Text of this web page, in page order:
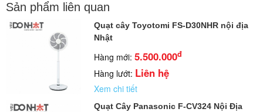
Sản phẩm liên quan
Quạt cây Toyotomi FS-D30NHR nội địa
Nhật
Hàng mới: 5.500.000đ
Hàng lướt: Liên hệ
Xem chi tiết
Quạt Cây Panasonic F-CV324 Nội Địa